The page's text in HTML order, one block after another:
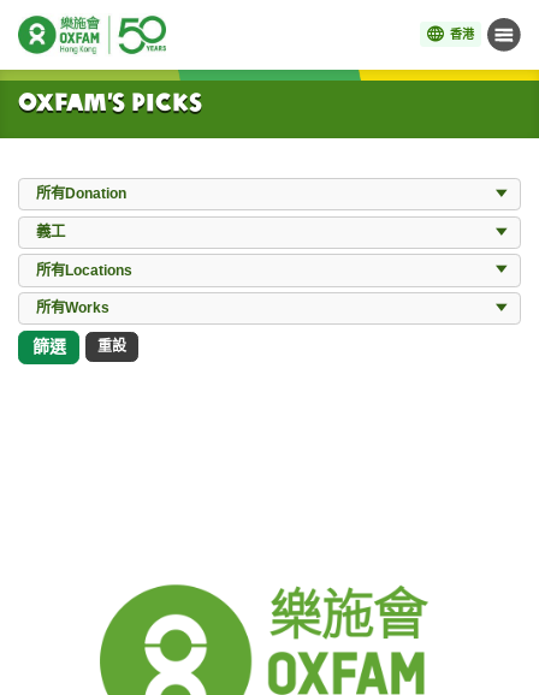
香港 目錄
開始主要內容
Oxfam’s Picks
Donation
所有Donation
Events
義工
Locations
所有Locations
所有Works
所有Works
篩選 重設